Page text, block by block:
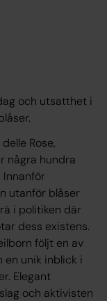
och utsatthet i
Rose,
några hundra
utanför blåser
i politiken där
dess existens.
följt en av
en unik inblick i
Elegant
och aktivisten